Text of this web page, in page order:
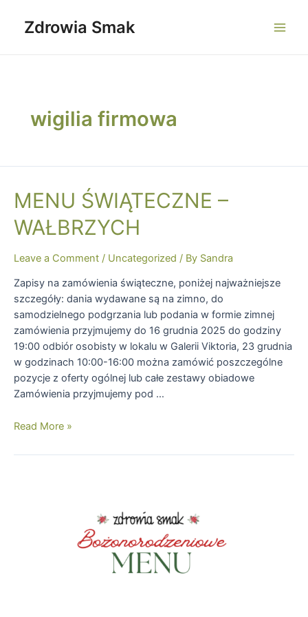
Zdrowia Smak
wigilia firmowa
MENU ŚWIĄTECZNE –
WAŁBRZYCH
Leave a Comment / Uncategorized / By Sandra
Zapisy na zamówienia świąteczne, poniżej najważniejsze
szczegóły: dania wydawane są na zimno, do
samodzielnego podgrzania lub podania w formie zimnej
zamówienia przyjmujemy do 16 grudnia 2025 do godziny
19:00 odbiór osobisty w lokalu w Galerii Viktoria, 23 grudnia
w godzinach 10:00-16:00 można zamówić poszczególne
pozycje z oferty ogólnej lub całe zestawy obiadowe
Zamówienia przyjmujemy pod …
MENU
–
Read More »